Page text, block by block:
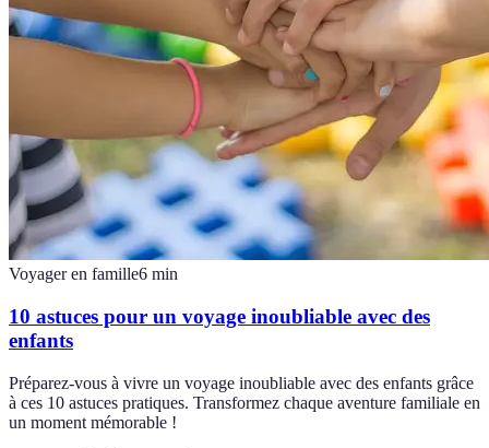
Voyager en famille6 min
10 astuces pour un voyage inoubliable avec des
enfants
Préparez-vous à vivre un voyage inoubliable avec des enfants grâce
à ces 10 astuces pratiques. Transformez chaque aventure familiale en
un moment mémorable !